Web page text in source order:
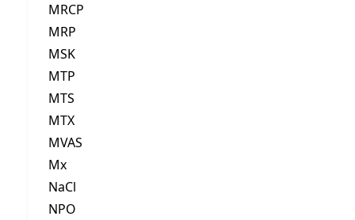
MRCP
MRP
MSK
MTP
MTS
MTX
MVAS
Mx
NaCl
NPO